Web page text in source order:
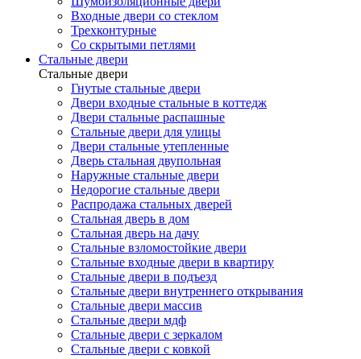
Входные двери со стеклом
Трехконтурные
Со скрытыми петлями
Стальные двери
Стальные двери
Гнутые стальные двери
Двери входные стальные в коттедж
Двери стальные распашные
Стальные двери для улицы
Двери стальные утепленные
Дверь стальная двупольная
Наружные стальные двери
Недорогие стальные двери
Распродажа стальных дверей
Стальная дверь в дом
Стальная дверь на дачу
Стальные взломостойкие двери
Стальные входные двери в квартиру
Стальные двери в подъезд
Стальные двери внутреннего открывания
Стальные двери массив
Стальные двери мдф
Стальные двери с зеркалом
Стальные двери с ковкой